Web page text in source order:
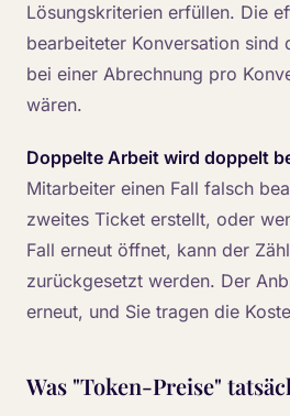
Lösungskriterien erfüllen. Die
bearbeiteter Konversation sind
bei einer Abrechnung pro
wären.
Doppelte Arbeit wird doppelt
Mitarbeiter einen Fall falsch
zweites Ticket erstellt, oder
Fall erneut öffnet, kann der
zurückgesetzt werden. Der
erneut, und Sie tragen die
Was "Token-Preise"